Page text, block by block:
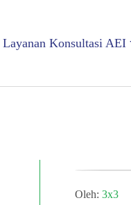
Layanan Konsultasi AEI
Oleh:3x3